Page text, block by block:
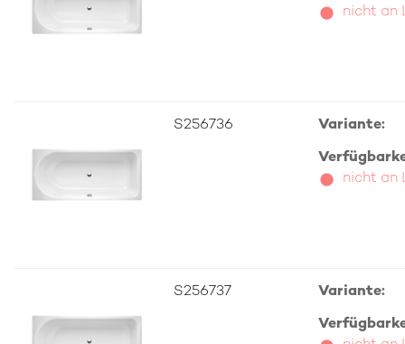
nicht an
S256736 Variante:
nicht an
S256737 Variante: